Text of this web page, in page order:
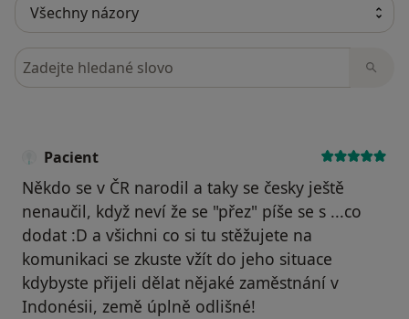
Hledejte v názorech
Pacient
Někdo se v ČR narodil a taky se česky ještě
nenaučil, když neví že se "přez" píše se s ...co
dodat :D a všichni co si tu stěžujete na
komunikaci se zkuste vžít do jeho situace
kdybyste přijeli dělat nějaké zaměstnání v
Indonésii, země úplně odlišné!